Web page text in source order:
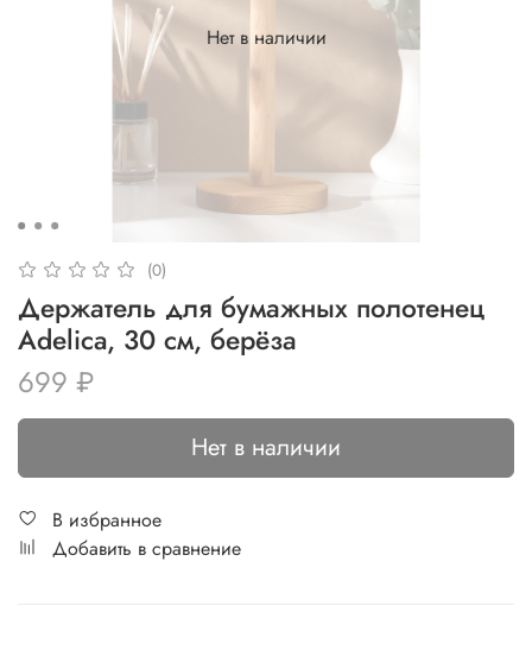
Нет в наличии
(0)
Держатель для бумажных полотенец
Adelica, 30 см, берёза
699 ₽
Нет в наличии
В избранное
Добавить в сравнение